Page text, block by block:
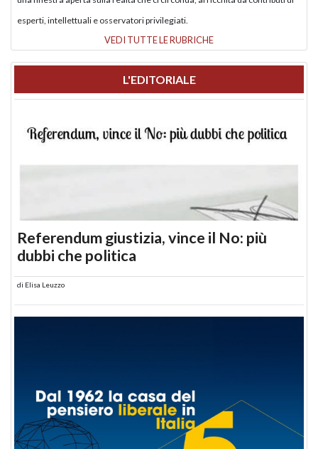
esperti, intellettuali e osservatori privilegiati.
VEDI TUTTE LE RUBRICHE
L'EDITORIALE
Referendum giustizia, vince il No: più
dubbi che politica
di Elisa Leuzzo